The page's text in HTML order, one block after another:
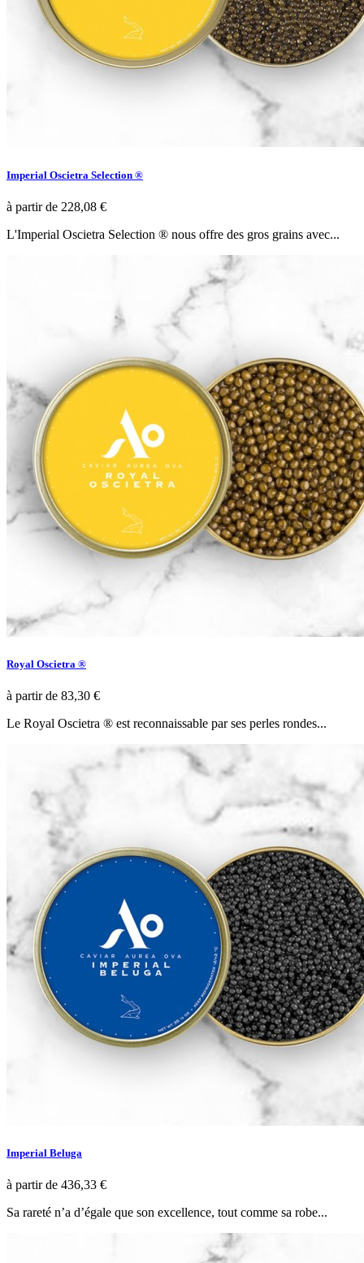
Imperial Oscietra Selection ®
à partir de 228,08 €
L'Imperial Oscietra Selection ® nous offre des gros grains avec...
Royal Oscietra ®
à partir de 83,30 €
Le Royal Oscietra ® est reconnaissable par ses perles rondes...
Imperial Beluga
à partir de 436,33 €
Sa rareté n’a d’égale que son excellence, tout comme sa robe...